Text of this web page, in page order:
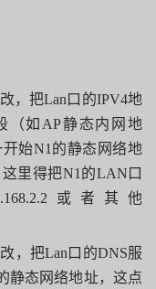
，把Lan 口的IPV4地
（如 AP静态内网地
开始N1 的静态网络地
这里得把N1 的LAN 口
或者其他
，把Lan 口的DNS服
静态网络地址，这点